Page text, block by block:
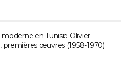
en Tunisie Olivier-
premières œuvres (1958-1970)